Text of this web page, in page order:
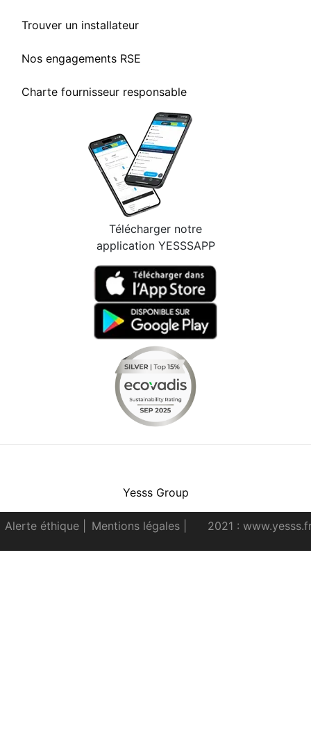
Trouver un installateur
Nos engagements RSE
Charte fournisseur responsable
Télécharger notre
application YESSSAPP
Yesss Group
Alerte éthique Mentions légales 2021 :